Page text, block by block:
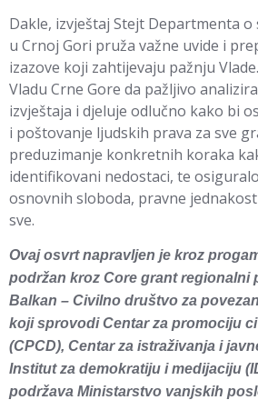
Dakle, izvještaj Stejt Departmenta
u Crnoj Gori pruža važne uvide i
izazove koji zahtijevaju pažnju
Vladu Crne Gore da pažljivo
izvještaja i djeluje odlučno kako bi
i poštovanje ljudskih prava za sve
preduzimanje konkretnih koraka
identifikovani nedostaci, te
osnovnih sloboda, pravne
sve.
Ovaj osvrt napravljen je kroz
podržan kroz Core grant regionalni
Balkan – Civilno društvo za
koji sprovodi Centar za promociju
(CPCD), Centar za istraživanja i
Institut za demokratiju i medijaciju
podržava Ministarstvo vanjskih